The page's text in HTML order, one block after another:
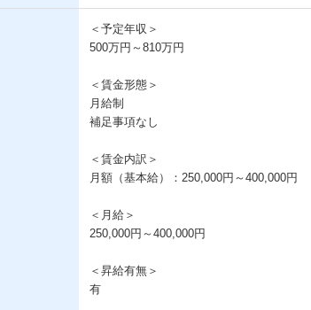
＜予定年収＞
500万円～810万円
＜賃金形態＞
月給制
補足事項なし
＜賃金内訳＞
月額（基本給）：250,000円～400,000円
＜月給＞
250,000円～400,000円
＜昇給有無＞
有